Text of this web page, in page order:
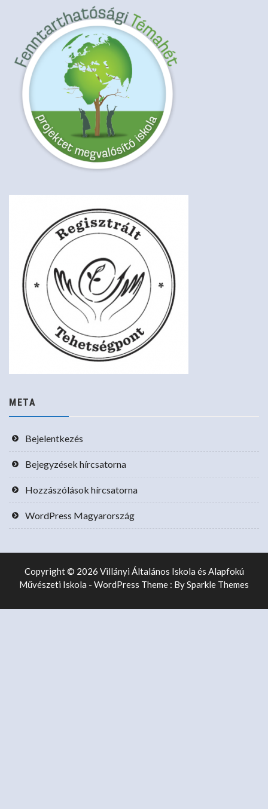
META
Bejelentkezés
Bejegyzések hírcsatorna
Hozzászólások hírcsatorna
WordPress Magyarország
Copyright © 2026 Villányi Általános Iskola és Alapfokú
Művészeti Iskola - WordPress Theme : BySparkle Themes